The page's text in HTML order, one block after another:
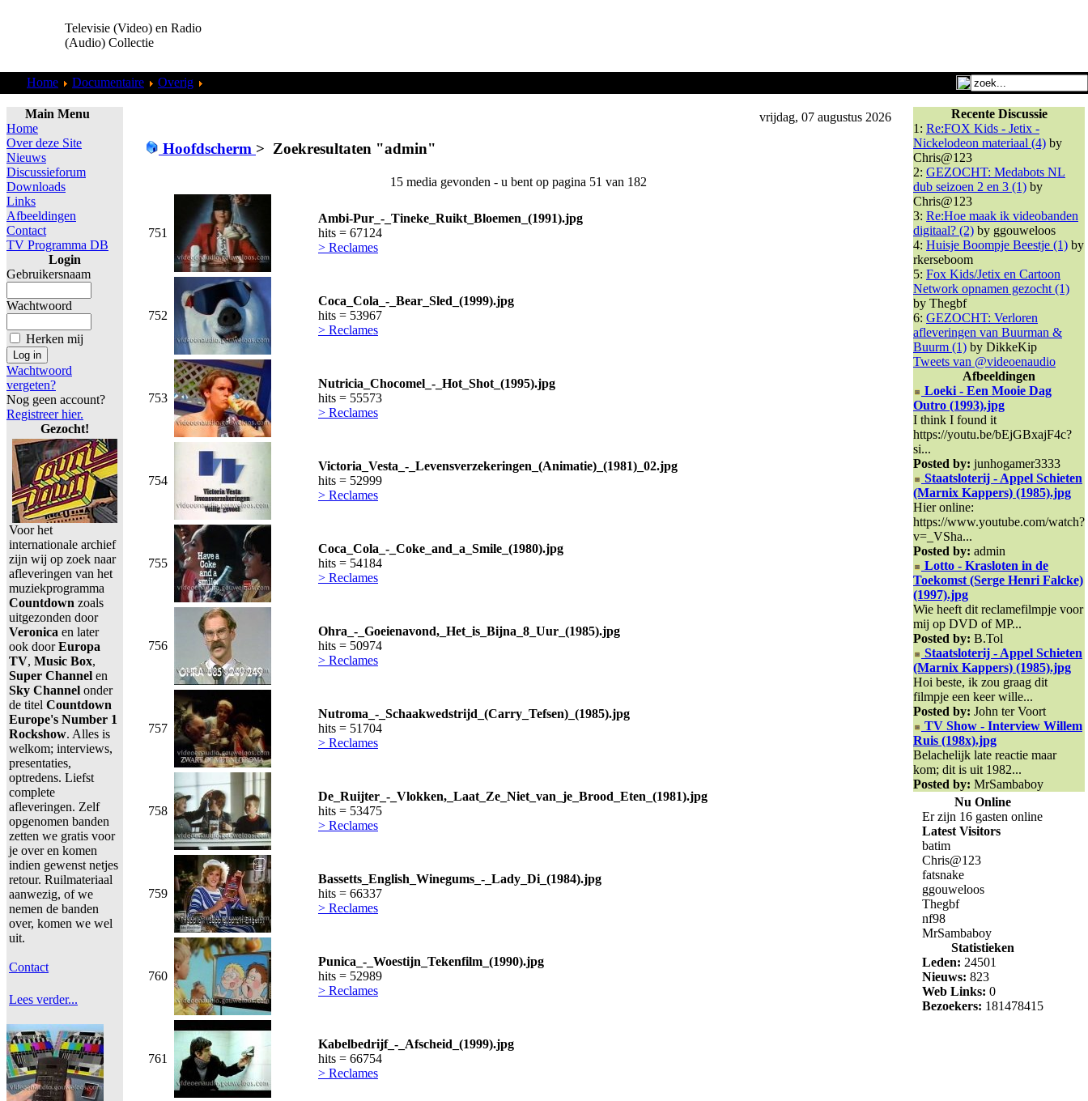
Televisie (Video) en Radio
(Audio) Collectie
Home Documentaire Overig
Main Menu
Home
Over deze Site
Nieuws
Discussieforum
Downloads
Links
Afbeeldingen
Contact
TV Programma DB
Login
Gebruikersnaam
Wachtwoord
Herken mij
Wachtwoord
vergeten?
Nog geen account?
Registreer hier.
Gezocht!
Voor het
internationale archief
zijn wij op zoek naar
afleveringen van het
muziekprogramma
Countdown zoals
uitgezonden door
Veronica en later
ook doorEuropa
TV, Music Box,
Super Channel en
Sky Channel onder
de titel Countdown
Europe's Number 1
Rockshow. Alles is
welkom; interviews,
presentaties,
optredens. Liefst
complete
afleveringen. Zelf
opgenomen banden
zetten we gratis voor
je over en komen
indien gewenst netjes
retour. Ruilmateriaal
aanwezig, of we
nemen de banden
over, komen we wel
uit.
Contact
Lees verder...
vrijdag, 07 augustus 2026
Hoofdscherm > Zoekresultaten "admin"
15 media gevonden - u bent op pagina 51 van 182
751
Ambi-Pur_-_Tineke_Ruikt_Bloemen_(1991).jpg
hits = 67124
> Reclames
752
Coca_Cola_-_Bear_Sled_(1999).jpg
hits = 53967
> Reclames
753
Nutricia_Chocomel_-_Hot_Shot_(1995).jpg
hits = 55573
> Reclames
754
Victoria_Vesta_-_Levensverzekeringen_(Animatie)_(1981)_02.jpg
hits = 52999
> Reclames
755
Coca_Cola_-_Coke_and_a_Smile_(1980).jpg
hits = 54184
> Reclames
756
Ohra_-_Goeienavond,_Het_is_Bijna_8_Uur_(1985).jpg
hits = 50974
> Reclames
757
Nutroma_-_Schaakwedstrijd_(Carry_Tefsen)_(1985).jpg
hits = 51704
> Reclames
758
De_Ruijter_-_Vlokken,_Laat_Ze_Niet_van_je_Brood_Eten_(1981).jpg
hits = 53475
> Reclames
759
Bassetts_English_Winegums_-_Lady_Di_(1984).jpg
hits = 66337
> Reclames
760
Punica_-_Woestijn_Tekenfilm_(1990).jpg
hits = 52989
> Reclames
761
Kabelbedrijf_-_Afscheid_(1999).jpg
hits = 66754
> Reclames
Recente Discussie
1: Re:FOX Kids - Jetix -
Nickelodeon materiaal (4) by
Chris@123
2: GEZOCHT: Medabots NL
dub seizoen 2 en 3 (1) by
Chris@123
3: Re:Hoe maak ik videobanden
digitaal? (2) by ggouweloos
4: Huisje Boompje Beestje (1) by
rkerseboom
5: Fox Kids/Jetix en Cartoon
Network opnamen gezocht (1)
by Thegbf
6: GEZOCHT: Verloren
afleveringen van Buurman &
Buurm (1) by DikkeKip
Tweets van @videoenaudio
Afbeeldingen
Loeki - Een Mooie Dag
Outro (1993).jpg
I think I found it
https://youtu.be/bEjGBxajF4c?
si...
Posted by: junhogamer3333
Staatsloterij - Appel Schieten
(Marnix Kappers) (1985).jpg
Hier online:
https://www.youtube.com/watch?
v=_VSha...
Posted by: admin
Lotto - Krasloten in de
Toekomst (Serge Henri Falcke)
(1997).jpg
Wie heeft dit reclamefilmpje voor
mij op DVD of MP...
Posted by: B.Tol
Staatsloterij - Appel Schieten
(Marnix Kappers) (1985).jpg
Hoi beste, ik zou graag dit
filmpje een keer wille...
Posted by: John ter Voort
TV Show - Interview Willem
Ruis (198x).jpg
Belachelijk late reactie maar
kom; dit is uit 1982...
Posted by: MrSambaboy
Nu Online
Er zijn 16 gasten online
Latest Visitors
batim
Chris@123
fatsnake
ggouweloos
Thegbf
nf98
MrSambaboy
Statistieken
Leden: 24501
Nieuws: 823
Web Links: 0
Bezoekers: 181478415